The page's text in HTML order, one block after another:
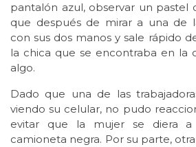
pantalón azul, observar un pastel
que después de mirar a una de
con sus dos manos y sale rápido
la chica que se encontraba en la
algo.
Dado que una de las
viendo su celular, no pudo
evitar que la mujer se diera
camioneta negra. Por su parte,